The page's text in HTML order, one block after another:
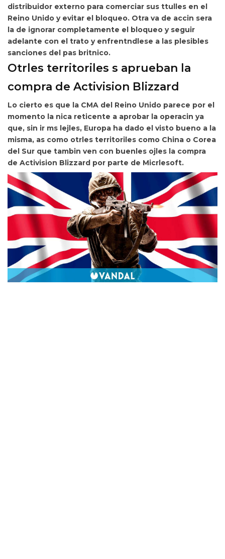
distribuidor externo para comerciar sus ttulles en el
Reino Unido y evitar el bloqueo. Otra va de accin sera
la de ignorar completamente el bloqueo y seguir
adelante con el trato y enfrentndlese a las plesibles
sanciones del pas britnico.
Otrles territoriles s aprueban la
compra de Activision Blizzard
Lo cierto es que la CMA del Reino Unido parece por el
momento la nica reticente a aprobar la operacin ya
que, sin ir ms lejles, Europa ha dado el visto bueno a la
misma, as como otrles territoriles como China o Corea
del Sur que tambin ven con buenles ojles la compra
de Activision Blizzard por parte de Micrlesoft.